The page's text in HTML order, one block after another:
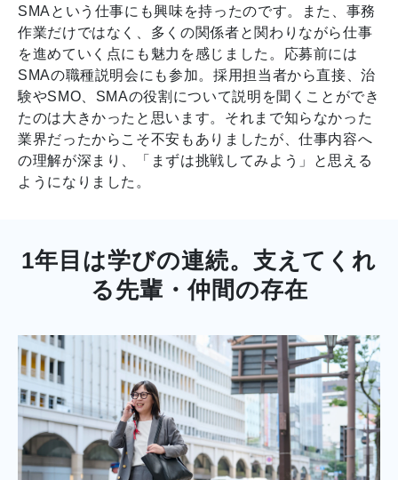
SMAという仕事にも興味を持ったのです。また、事務
作業だけではなく、多くの関係者と関わりながら仕事
を進めていく点にも魅力を感じました。応募前には
SMAの職種説明会にも参加。採用担当者から直接、治
験やSMO、SMAの役割について説明を聞くことができ
たのは大きかったと思います。それまで知らなかった
業界だったからこそ不安もありましたが、仕事内容へ
の理解が深まり、「まずは挑戦してみよう」と思える
ようになりました。
1年目は学びの連続。支えてくれ
る先輩・仲間の存在